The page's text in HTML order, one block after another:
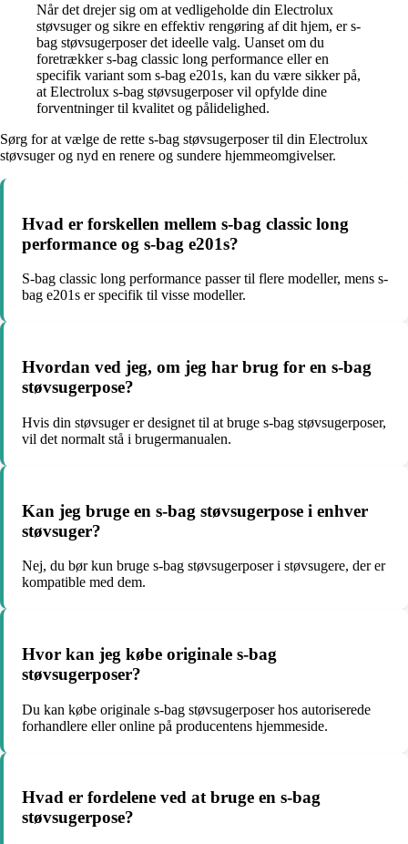
Når det drejer sig om at vedligeholde din Electrolux
støvsuger og sikre en effektiv rengøring af dit hjem, er s-
bag støvsugerposer det ideelle valg. Uanset om du
foretrækker s-bag classic long performance eller en
specifik variant som s-bag e201s, kan du være sikker på,
at Electrolux s-bag støvsugerposer vil opfylde dine
forventninger til kvalitet og pålidelighed.
Sørg for at vælge de rette s-bag støvsugerposer til din Electrolux
støvsuger og nyd en renere og sundere hjemmeomgivelser.
Hvad er forskellen mellem s-bag classic long
performance og s-bag e201s?
S-bag classic long performance passer til flere modeller, mens s-
bag e201s er specifik til visse modeller.
Hvordan ved jeg, om jeg har brug for en s-bag
støvsugerpose?
Hvis din støvsuger er designet til at bruge s-bag støvsugerposer,
vil det normalt stå i brugermanualen.
Kan jeg bruge en s-bag støvsugerpose i enhver
støvsuger?
Nej, du bør kun bruge s-bag støvsugerposer i støvsugere, der er
kompatible med dem.
Hvor kan jeg købe originale s-bag
støvsugerposer?
Du kan købe originale s-bag støvsugerposer hos autoriserede
forhandlere eller online på producentens hjemmeside.
Hvad er fordelene ved at bruge en s-bag
støvsugerpose?